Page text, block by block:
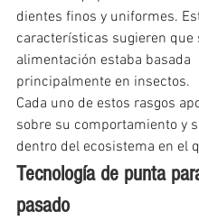
dientes finos y uniformes.
características sugieren que
alimentación estaba basada
principalmente en insectos.
Cada uno de estos rasgos
sobre su comportamiento y
dentro del ecosistema en el
Tecnología de punta
pasado